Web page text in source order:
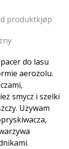
produktkjøp
do lasu
aerozolu.
smycz i szelki
Używam